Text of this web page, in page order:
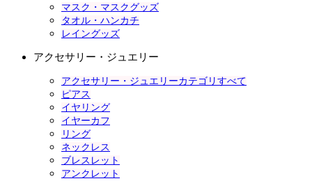
マスク・マスクグッズ
タオル・ハンカチ
レイングッズ
アクセサリー・ジュエリー
アクセサリー・ジュエリーカテゴリすべて
ピアス
イヤリング
イヤーカフ
リング
ネックレス
ブレスレット
アンクレット